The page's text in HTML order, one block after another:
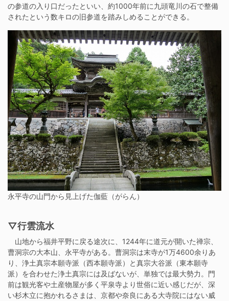
の参道の入り口だったといい、約1000年前に九頭竜川の石で整備
されたという数キロの旧参道を踏みしめることができる。
永平寺の山門から見上げた伽藍（がらん）
▽行雲流水
山地から福井平野に戻る途次に、1244年に道元が開いた禅宗、
曹洞宗の大本山、永平寺がある。曹洞宗は末寺が1万4600余りあ
り、浄土真宗本願寺派（西本願寺派）と真宗大谷派（東本願寺
派）を合わせた浄土真宗には及ばないが、単独では最大勢力。門
前は観光客や土産物屋が多く平泉寺より世俗に近い感じだが、深
い杉木立に抱かれるさまは、京都や奈良にある大寺院にはない威